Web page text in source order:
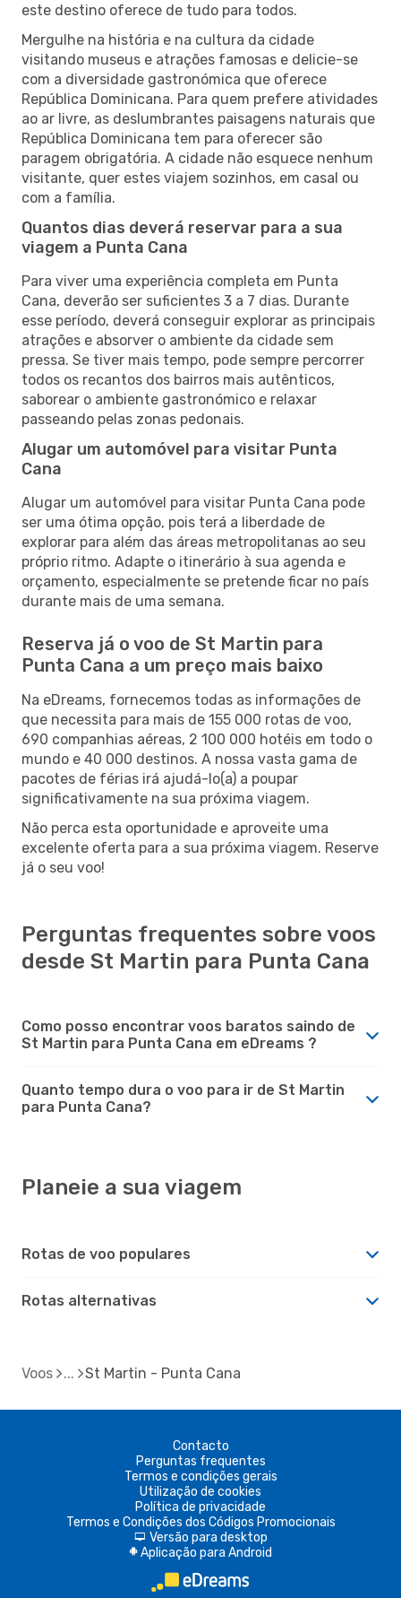
este destino oferece de tudo para todos.
Mergulhe na história e na cultura da cidade
visitando museus e atrações famosas e delicie-se
com a diversidade gastronómica que oferece
República Dominicana. Para quem prefere atividades
ao ar livre, as deslumbrantes paisagens naturais que
República Dominicana tem para oferecer são
paragem obrigatória. A cidade não esquece nenhum
visitante, quer estes viajem sozinhos, em casal ou
com a família.
Quantos dias deverá reservar para a sua
viagem a Punta Cana
Para viver uma experiência completa em Punta
Cana, deverão ser suficientes 3 a 7 dias. Durante
esse período, deverá conseguir explorar as principais
atrações e absorver o ambiente da cidade sem
pressa. Se tiver mais tempo, pode sempre percorrer
todos os recantos dos bairros mais autênticos,
saborear o ambiente gastronómico e relaxar
passeando pelas zonas pedonais.
Alugar um automóvel para visitar Punta
Cana
Alugar um automóvel para visitar Punta Cana pode
ser uma ótima opção, pois terá a liberdade de
explorar para além das áreas metropolitanas ao seu
próprio ritmo. Adapte o itinerário à sua agenda e
orçamento, especialmente se pretende ficar no país
durante mais de uma semana.
Reserva já o voo de St Martin para
Punta Cana a um preço mais baixo
Na eDreams, fornecemos todas as informações de
que necessita para mais de 155 000 rotas de voo,
690 companhias aéreas, 2 100 000 hotéis em todo o
mundo e 40 000 destinos. A nossa vasta gama de
pacotes de férias irá ajudá-lo(a) a poupar
significativamente na sua próxima viagem.
Não perca esta oportunidade e aproveite uma
excelente oferta para a sua próxima viagem. Reserve
já o seu voo!
Perguntas frequentes sobre voos
desde St Martin para Punta Cana
Como posso encontrar voos baratos saindo de
St Martin para Punta Cana em eDreams ?
Quanto tempo dura o voo para ir de St Martin
para Punta Cana?
Planeie a sua viagem
Rotas de voo populares
Rotas alternativas
Voos St Martin - Punta Cana
Contacto
Perguntas frequentes
Termos e condições gerais
Utilização de cookies
Política de privacidade
Termos e Condições dos Códigos Promocionais
d Versão para desktop
A Aplicação para Android